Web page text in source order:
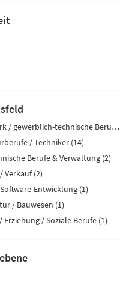
Handwerk / gewerblich-technische Berufe (19)
/ Techniker (14)
Berufe & Verwaltung (2)
Verkauf (2)
Entwicklung (1)
/ Bauwesen (1)
Erziehung / Soziale Berufe (1)